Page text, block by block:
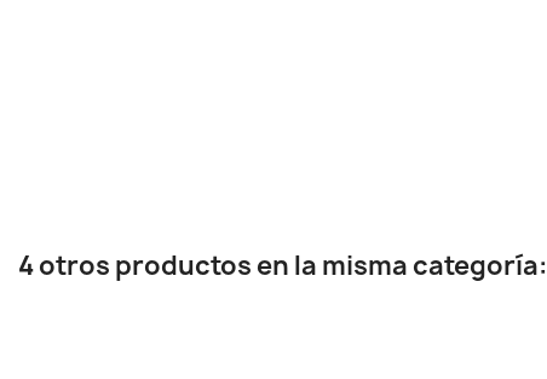
4 otros productos en la misma categoría: